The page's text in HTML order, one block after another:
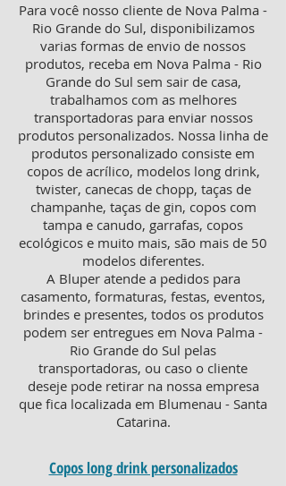
Para você nosso cliente de Nova Palma -
Rio Grande do Sul, disponibilizamos
varias formas de envio de nossos
produtos, receba em Nova Palma - Rio
Grande do Sul sem sair de casa,
trabalhamos com as melhores
transportadoras para enviar nossos
produtos personalizados. Nossa linha de
produtos personalizado consiste em
copos de acrílico, modelos long drink,
twister, canecas de chopp, taças de
champanhe, taças de gin, copos com
tampa e canudo, garrafas, copos
ecológicos e muito mais, são mais de 50
modelos diferentes.
A Bluper atende a pedidos para
casamento, formaturas, festas, eventos,
brindes e presentes, todos os produtos
podem ser entregues em Nova Palma -
Rio Grande do Sul pelas
transportadoras, ou caso o cliente
deseje pode retirar na nossa empresa
que fica localizada em Blumenau - Santa
Catarina.
Copos long drink personalizados